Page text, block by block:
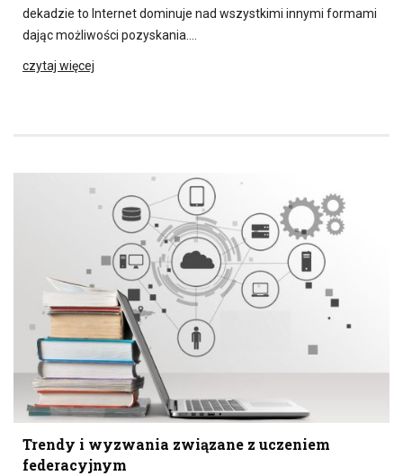
dekadzie to Internet dominuje nad wszystkimi innymi formami
dając możliwości pozyskania….
czytaj więcej
Trendy i wyzwania związane z uczeniem
federacyjnym